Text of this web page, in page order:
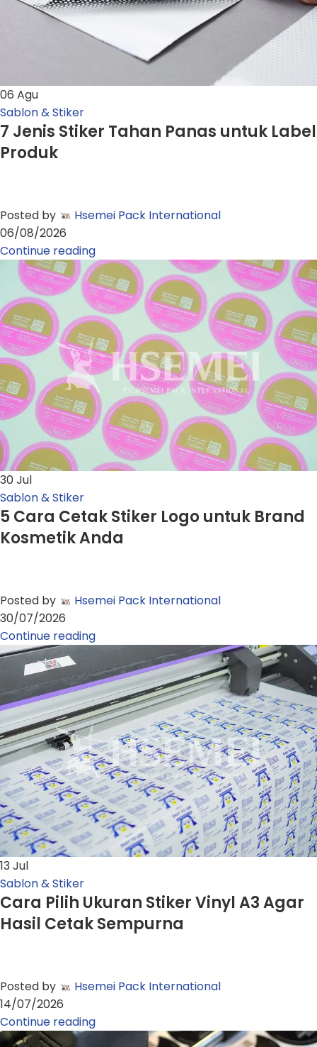
06 Agu
Sablon & Stiker
7 Jenis Stiker Tahan Panas untuk Label
Produk
Posted by
Hsemei Pack International
06/08/2026
Continue reading
30Jul
Sablon & Stiker
5 Cara Cetak Stiker Logo untuk Brand
Kosmetik Anda
Posted by
Hsemei Pack International
30/07/2026
Continue reading
13 Jul
Sablon & Stiker
Cara Pilih Ukuran Stiker Vinyl A3 Agar
Hasil Cetak Sempurna
Posted by
Hsemei Pack International
14/07/2026
Continue reading